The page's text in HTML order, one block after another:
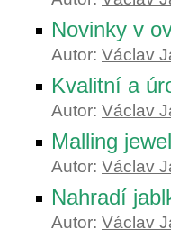
Novinky v
Autor: Václav
Kvalitní a
Autor: Václav
Malling
Autor: Václav
Nahradí
Autor: Václav